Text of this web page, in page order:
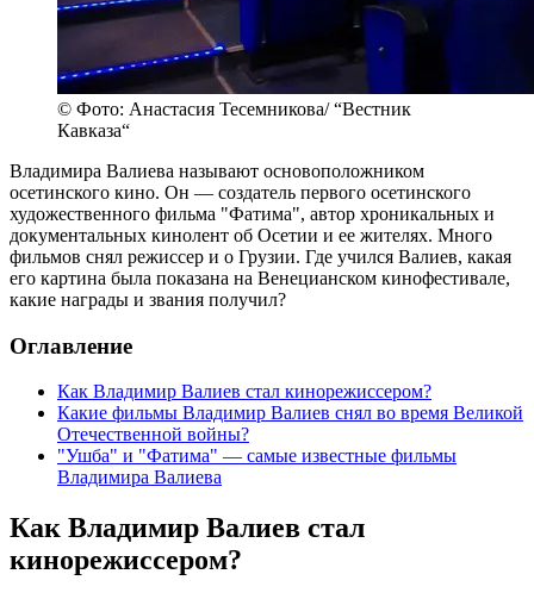
© Фото: Анастасия Тесемникова/ “Вестник
Кавказа“
Владимира Валиева называют основоположником
осетинского кино. Он — создатель первого осетинского
художественного фильма "Фатима", автор хроникальных и
документальных кинолент об Осетии и ее жителях. Много
фильмов снял режиссер и о Грузии. Где учился Валиев, какая
его картина была показана на Венецианском кинофестивале,
какие награды и звания получил?
Оглавление
Как Владимир Валиев стал кинорежиссером?
Какие фильмы Владимир Валиев снял во время Великой
Отечественной войны?
"Ушба" и "Фатима" — самые известные фильмы
Владимира Валиева
Как Владимир Валиев стал
кинорежиссером?